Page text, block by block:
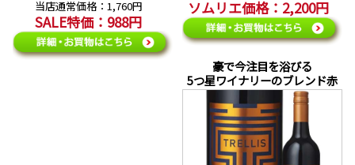
当店通常価格：1,760円
SALE特価：988円
ソムリエ価格：2,200円
豪で今注目を浴びる
5つ星ワイナリーのブレンド赤